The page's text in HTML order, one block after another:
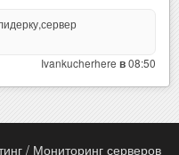
Ivankucherhere в08:50
/ Мониторинг серверов